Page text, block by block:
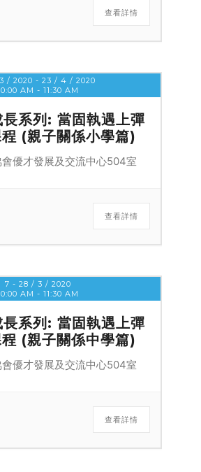
查看詳情
/ 2020 - 23 / 4 / 2020
AM - 11:30 AM
系列: 當固執遇上彈
(親子關係小學篇)
優才發展及交流中心504室
查看詳情
7 - 28 / 3 / 2020
AM - 11:30 AM
系列: 當固執遇上彈
(親子關係中學篇)
優才發展及交流中心504室
查看詳情